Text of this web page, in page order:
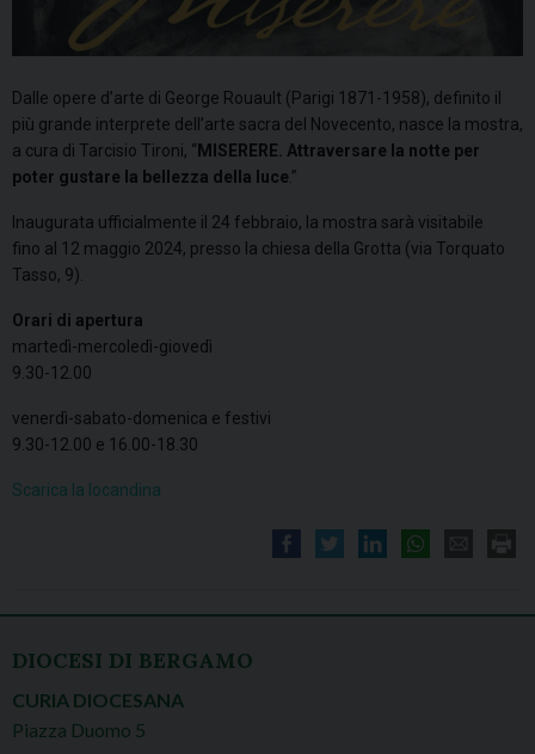
Dalle opere d’arte di George Rouault (Parigi 1871-1958), definito il
più grande interprete dell’arte sacra del Novecento, nasce la mostra,
a cura di Tarcisio Tironi, “ MISERERE. Attraversare la notte per
poter gustare la bellezza della luce .”
Inaugurata ufficialmente il 24 febbraio, la mostra sarà visitabile
fino al 12 maggio 2024, presso la chiesa della Grotta (via Torquato
Tasso, 9).
Orari di apertura
martedì-mercoledì-giovedì
9.30-12.00
venerdì-sabato-domenica e festivi
9.30-12.00 e 16.00-18.30
Scarica la locandina
DIOCESI DI BERGAMO
CURIA DIOCESANA
Piazza Duomo 5